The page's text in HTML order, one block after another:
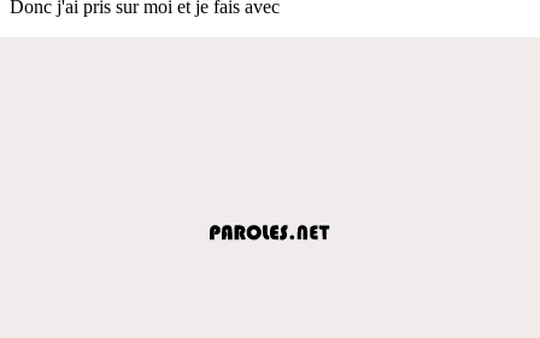
Donc j'ai pris sur moi et je fais avec